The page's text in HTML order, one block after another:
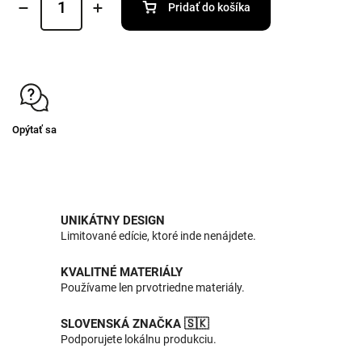
Pridať do košíka
Opýtať sa
UNIKÁTNY DESIGN
Limitované edície, ktoré inde nenájdete.
KVALITNÉ MATERIÁLY
Používame len prvotriedne materiály.
SLOVENSKÁ ZNAČKA 🇸🇰
Podporujete lokálnu produkciu.